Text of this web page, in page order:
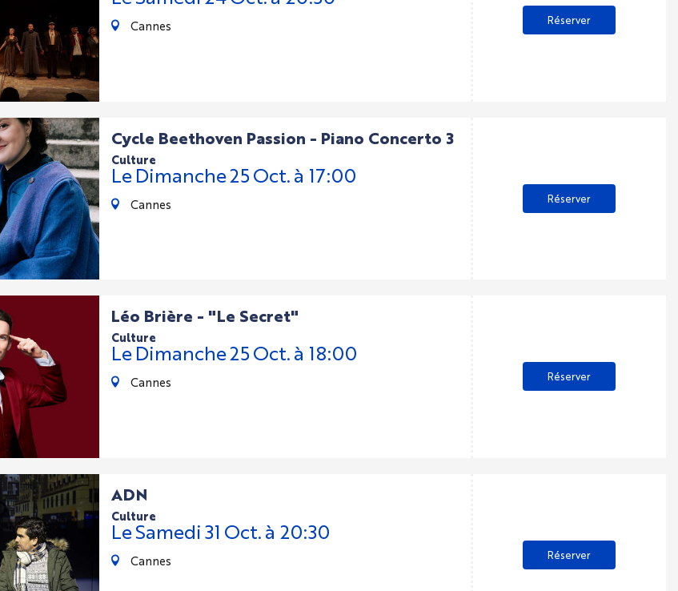
Cannes Réserver
Cycle Beethoven Passion - Piano Concerto 3
culture
LeDimanche25Oct.à 17:00
Cannes Réserver
Léo Brière - "Le Secret"
culture
LeDimanche25Oct.à 18:00
Cannes Réserver
ADN
culture
LeSamedi31 Oct.à 20:30
Cannes Réserver